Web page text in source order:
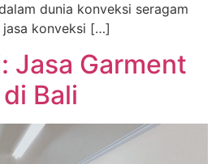
dunia konveksi seragam
jasa konveksi […]
Jasa Garment
Bali